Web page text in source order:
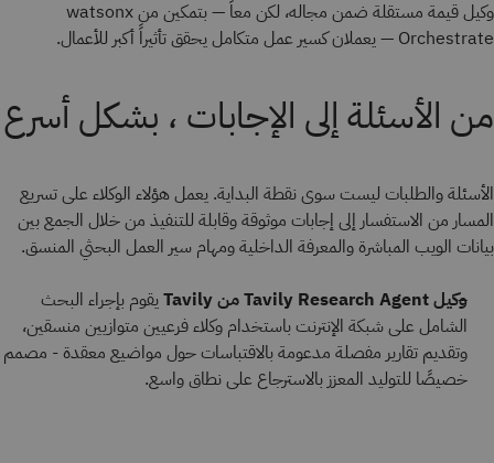
وكيل قيمة مستقلة ضمن مجاله، لكن معاً — بتمكين من watsonx
Orchestrate — يعملان كسير عمل متكامل يحقق تأثيراً أكبر للأعمال.
من الأسئلة إلى الإجابات ، بشكل أسرع
الأسئلة والطلبات ليست سوى نقطة البداية. يعمل هؤلاء الوكلاء على تسريع
المسار من الاستفسار إلى إجابات موثوقة وقابلة للتنفيذ من خلال الجمع بين
بيانات الويب المباشرة والمعرفة الداخلية ومهام سير العمل البحثي المنسق.
وكيل Tavily Research Agent من Tavily
يقوم بإجراء البحث
الشامل على شبكة الإنترنت باستخدام وكلاء فرعيين متوازيين منسقين،
وتقديم تقارير مفصلة مدعومة بالاقتباسات حول مواضيع معقدة - مصمم
خصيصًا للتوليد المعزز بالاسترجاع على نطاق واسع.